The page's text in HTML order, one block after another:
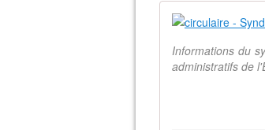
Informations du
administratifs de